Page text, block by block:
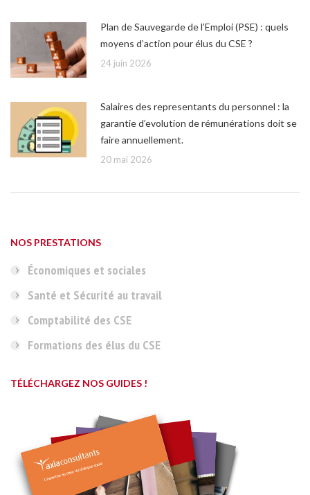
Plan de Sauvegarde de l’Emploi (PSE) : quels
moyens d’action pour élus du CSE ?
24 juin 2026
Salaires des representants du personnel : la
garantie d’evolution de rémunérations doit se
faire annuellement.
20 mai 2026
NOS PRESTATIONS
Économiques et sociales
Santé et Sécurité au travail
Comptabilité des CSE
Formations des élus du CSE
TÉLÉCHARGEZ NOS GUIDES !